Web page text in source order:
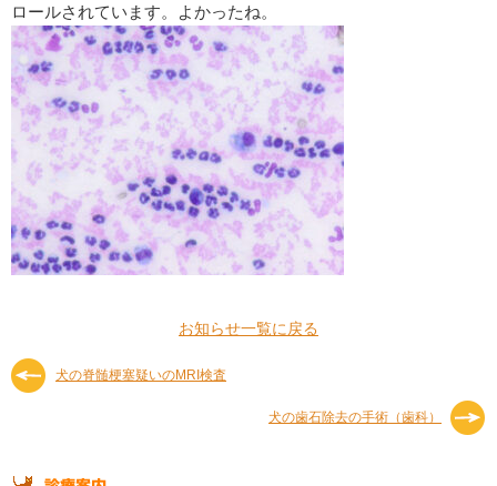
ロールされています。よかったね。
お知らせ一覧に戻る
犬の脊髄梗塞疑いのMRI検査
犬の歯石除去の手術（歯科）